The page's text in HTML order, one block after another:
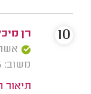
רן
אשרור:
משוב: 10/12/2025
תיאור
10